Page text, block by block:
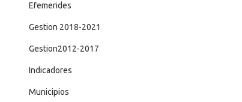
Efemerides
Gestion 2018-2021
Gestion2012-2017
Indicadores
Municipios